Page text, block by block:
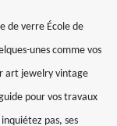
de verre École de
unes comme vos
art jewelry vintage
pour vos travaux
pas, ses